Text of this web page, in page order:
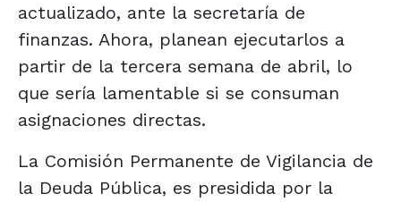
actualizado, ante la secretaría de
finanzas. Ahora, planean ejecutarlos a
partir de la tercera semana de abril, lo
que sería lamentable si se consuman
asignaciones directas.
La Comisión Permanente de Vigilancia de
la Deuda Pública, es presidida por la